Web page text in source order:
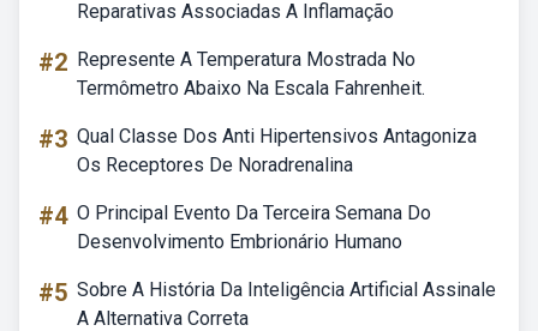
Reparativas Associadas A Inflamação
#2 Represente A Temperatura Mostrada No
Termômetro Abaixo Na Escala Fahrenheit.
#3 Qual Classe Dos Anti Hipertensivos Antagoniza
Os Receptores De Noradrenalina
#4 O Principal Evento Da Terceira Semana Do
Desenvolvimento Embrionário Humano
#5 Sobre A História Da Inteligência Artificial Assinale
A Alternativa Correta